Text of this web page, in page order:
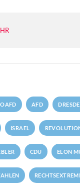
AFD
ISRAEL
CDU ELON